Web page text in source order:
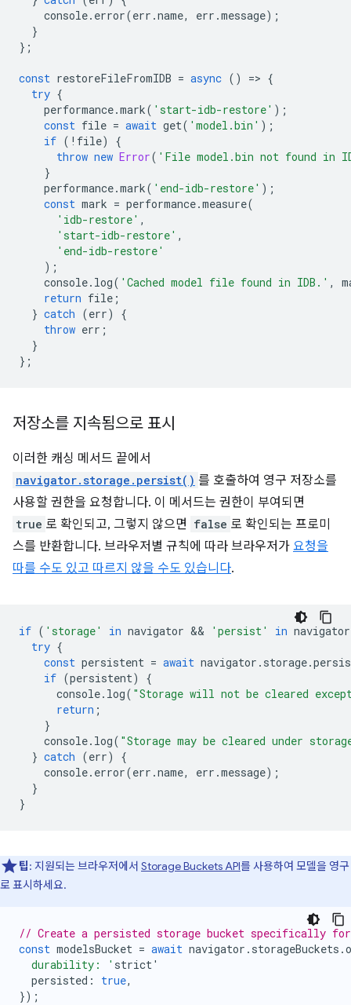
console. error(err .name, err .message);
}
};
const restoreFileFromIDB = async () => {
try {
performance.mark( 'start-idb-restore' );
const file = await get( 'model.bin' );
if ( ! file)
{
throw new Error( 'File model.bin not found in
}
performance.mark( 'end-idb-restore' );
const mark = performance.measure(
'idb-restore' ,
'start-idb-restore' ,
'end-idb-restore'
);
console. log( 'Cached model file found in IDB.' ,
return file ;
} catch (err)
{
throw err ;
}
};
저장소를 지속됨으로 표시
이러한 캐싱 메서드 끝에서
navigator.storage.persist() 를 호출하여 영구 저장소를
사용할 권한을 요청합니다. 이 메서드는 권한이 부여되면
true 로 확인되고, 그렇지 않으면 false 로 확인되는 프로미
스를 반환합니다. 브라우저별 규칙에 따라 브라우저가 요청을
따를 수도 있고 따르지 않을 수도 있습니다.
if ( 'storage' in navigator && 'persist' in navigator
try {
const persistent = await navigator . storage.
if (persistent)
{
console. log( "Storage will not be cleared
return ;
}
console. log( "Storage may be cleared under
} catch (err)
{
console. error(err .name, err .message);
}
}
팁: 지원되는 브라우저에서 Storage Buckets API를 사용하여 모델을 영구
로 표시하세요.
// Create a persisted storage bucket specifically for
const modelsBucket = await navigator . storageBuckets .
  durability: '
strict'
persisted : true,
});